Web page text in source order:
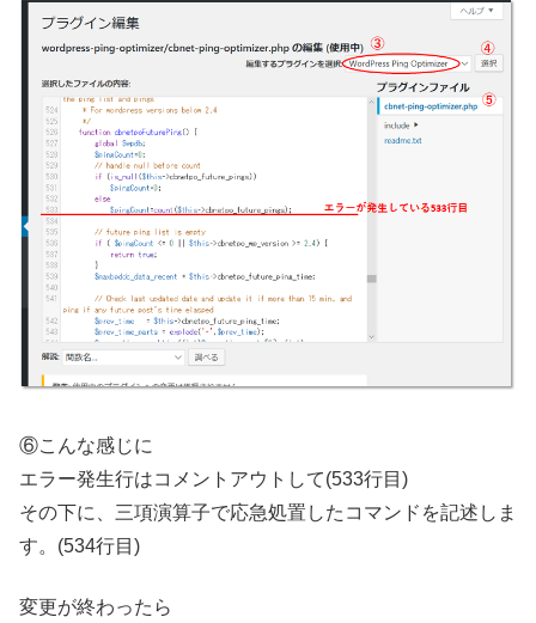
⑥こんな感じに
エラー発生行はコメントアウトして(533行目)
その下に、三項演算子で応急処置したコマンドを記述しま
す。(534行目)
変更が終わったら